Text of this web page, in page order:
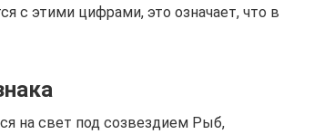
с этими цифрами, это означает, что в
на свет под созвездием Рыб,